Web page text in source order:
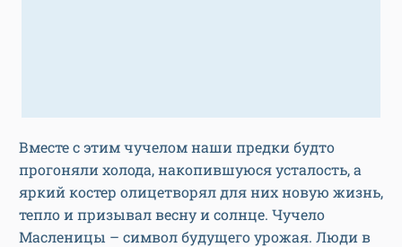
Вместе с этим чучелом наши предки будто
прогоняли холода, накопившуюся усталость, а
яркий костер олицетворял для них новую жизнь,
тепло и призывал весну и солнце. Чучело
Масленицы – символ будущего урожая. Люди в